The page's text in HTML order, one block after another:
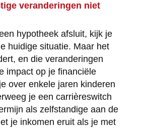
veranderingen niet
hypotheek afsluit, kijk je
huidige situatie. Maar het
en die veranderingen
impact op je financiële
over enkele jaren kinderen
je een carrièreswitch
als zelfstandige aan de
je inkomen eruit als je met